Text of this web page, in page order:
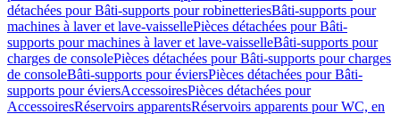
détachées pour Bâti-supports pour robinetteriesBâti-supports pour
machines à laver et lave-vaissellePièces détachées pour Bâti-
supports pour machines à laver et lave-vaisselleBâti-supports pour
charges de consolePièces détachées pour Bâti-supports pour charges
de consoleBâti-supports pour éviersPièces détachées pour Bâti-
supports pour éviersAccessoiresPièces détachées pour
AccessoiresRéservoirs apparentsRéservoirs apparents pour WC, en